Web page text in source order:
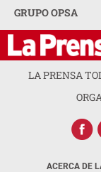
GRUPO OPSA
LA PRENSA
ACERCA DE